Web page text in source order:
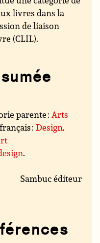
livres dans la
de liaison
(CLIL).
parente : Arts
:Design.
.
Sambuc éditeur